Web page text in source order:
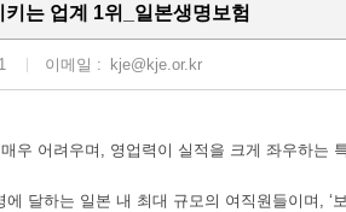
는 업계 1위_일본생명보험
1 이메일 : kje@kje.or.kr
우 어려우며, 영업력이 실적을 크게 좌우하는
달하는 일본 내 최대 규모의 여직원들이며, ‘